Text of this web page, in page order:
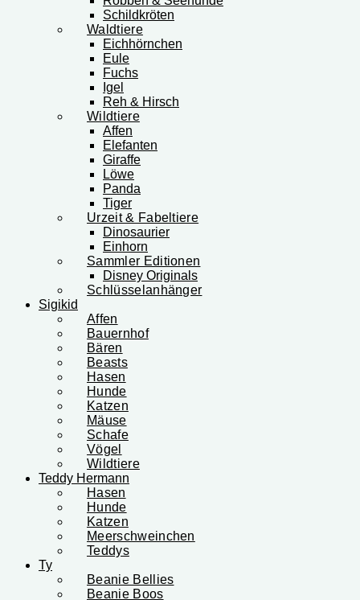
Schildkröten
Waldtiere
Eichhörnchen
Eule
Fuchs
Igel
Reh & Hirsch
Wildtiere
Affen
Elefanten
Giraffe
Löwe
Panda
Tiger
Urzeit & Fabeltiere
Dinosaurier
Einhorn
Sammler Editionen
Disney Originals
Schlüsselanhänger
Sigikid
Affen
Bauernhof
Bären
Beasts
Hasen
Hunde
Katzen
Mäuse
Schafe
Vögel
Wildtiere
Teddy Hermann
Hasen
Hunde
Katzen
Meerschweinchen
Teddys
Ty
Beanie Bellies
Beanie Boos